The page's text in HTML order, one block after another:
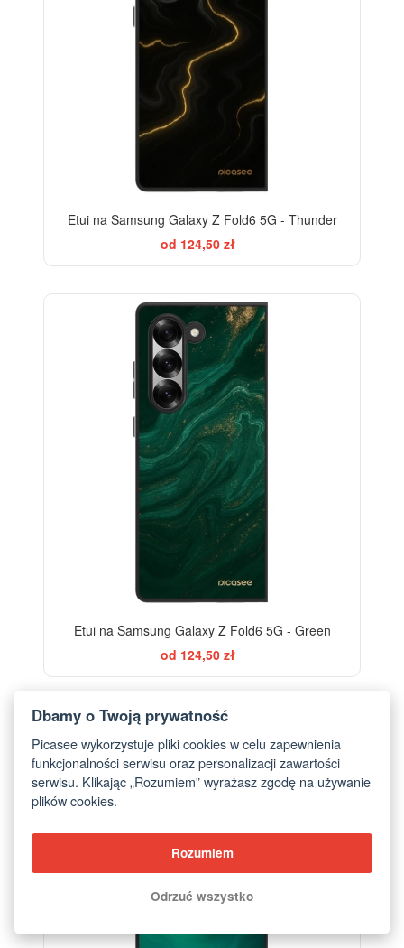
Etui na Samsung Galaxy Z Fold6 5G - Thunder
od 124,50 zł
Etui na Samsung Galaxy Z Fold6 5G - Green
od 124,50 zł
Dbamy o Twoją prywatność
Picasee wykorzystuje pliki cookies w celu zapewnienia
funkcjonalności serwisu oraz personalizacji zawartości
serwisu. Klikając „Rozumiem” wyrażasz zgodę na używanie
plików cookies.
Rozumiem
Odrzuć wszystko